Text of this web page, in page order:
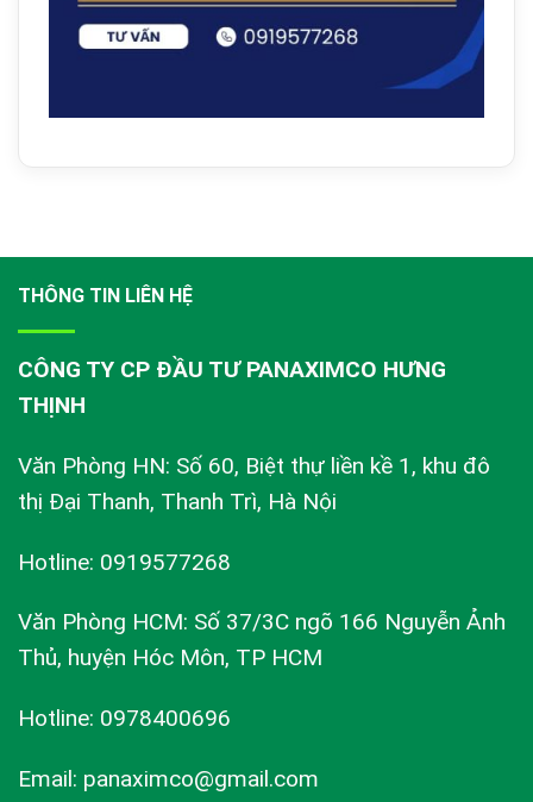
THÔNG TIN LIÊN HỆ
CÔNG TY CP ĐẦU TƯ PANAXIMCO HƯNG
THỊNH
Văn Phòng HN: Số 60, Biệt thự liền kề 1, khu đô
thị Đại Thanh, Thanh Trì, Hà Nội
Hotline: 0919577268
Văn Phòng HCM: Số 37/3C ngõ 166 Nguyễn Ảnh
Thủ, huyện Hóc Môn, TP HCM
Hotline: 0978400696
Email: panaximco@gmail.com